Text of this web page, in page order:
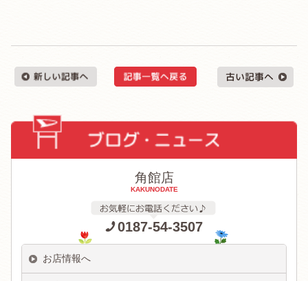
角館店
KAKUNODATE
0187-54-3507
お店情報へ